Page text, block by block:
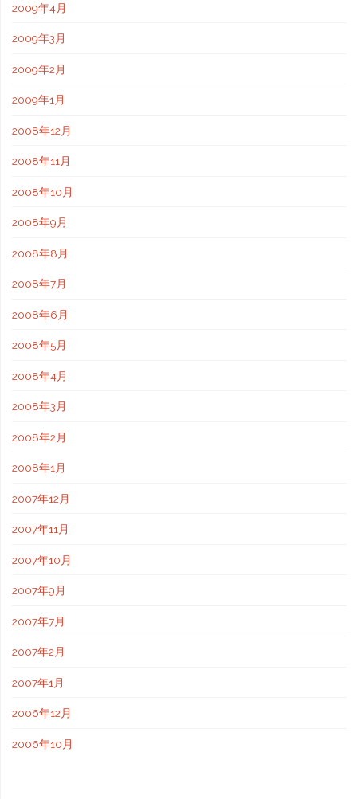
2009年4月
2009年3月
2009年2月
2009年1月
2008年12月
2008年11月
2008年10月
2008年9月
2008年8月
2008年7月
2008年6月
2008年5月
2008年4月
2008年3月
2008年2月
2008年1月
2007年12月
2007年11月
2007年10月
2007年9月
2007年7月
2007年2月
2007年1月
2006年12月
2006年10月